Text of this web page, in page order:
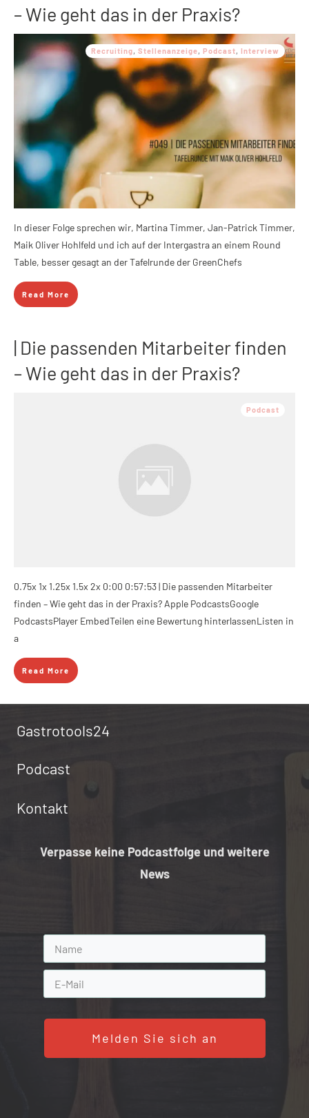
– Wie geht das in der Praxis?
Recruiting, Stellenanzeige, Podcast, Interview
In dieser Folge sprechen wir, Martina Timmer, Jan-Patrick Timmer,
Maik Oliver Hohlfeld und ich auf der Intergastra an einem Round
Table, besser gesagt an der Tafelrunde der GreenChefs
Read More
| Die passenden Mitarbeiter finden
– Wie geht das in der Praxis?
Podcast
0.75x 1x 1.25x 1.5x 2x 0:00 0:57:53 | Die passenden Mitarbeiter
finden – Wie geht das in der Praxis? Apple PodcastsGoogle
PodcastsPlayer EmbedTeilen eine Bewertung hinterlassenListen in
a
Read More
Gastrotools24
Podcast
Kontakt
Verpasse keine Podcastfolge und weitere
News
Melden Sie sich an